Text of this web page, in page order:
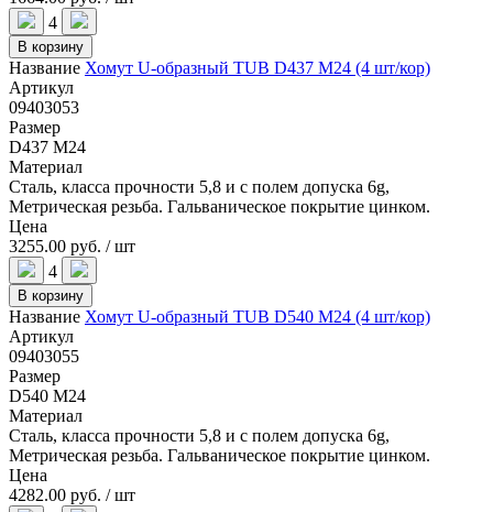
4
В корзину
Название Хомут U-образный TUB D437 M24 (4 шт/кор)
Артикул
09403053
Размер
D437 M24
Материал
Сталь, класса прочности 5,8 и с полем допуска 6g,
Метрическая резьба. Гальваническое покрытие цинком.
Цена
3255.00 руб. / шт
4
В корзину
Название Хомут U-образный TUB D540 M24 (4 шт/кор)
Артикул
09403055
Размер
D540 M24
Материал
Сталь, класса прочности 5,8 и с полем допуска 6g,
Метрическая резьба. Гальваническое покрытие цинком.
Цена
4282.00 руб. / шт